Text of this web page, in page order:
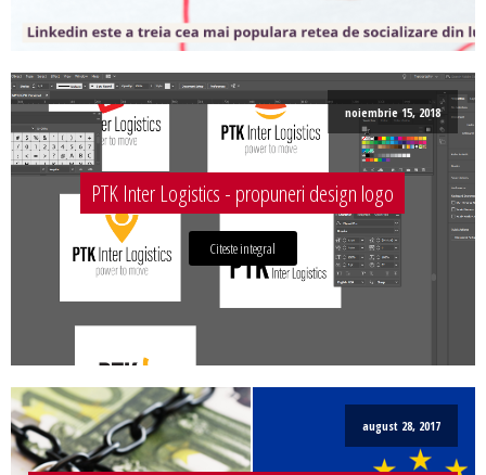
noiembrie 15, 2018
PTK Inter Logistics - propuneri design logo
Citeste integral
august 28, 2017